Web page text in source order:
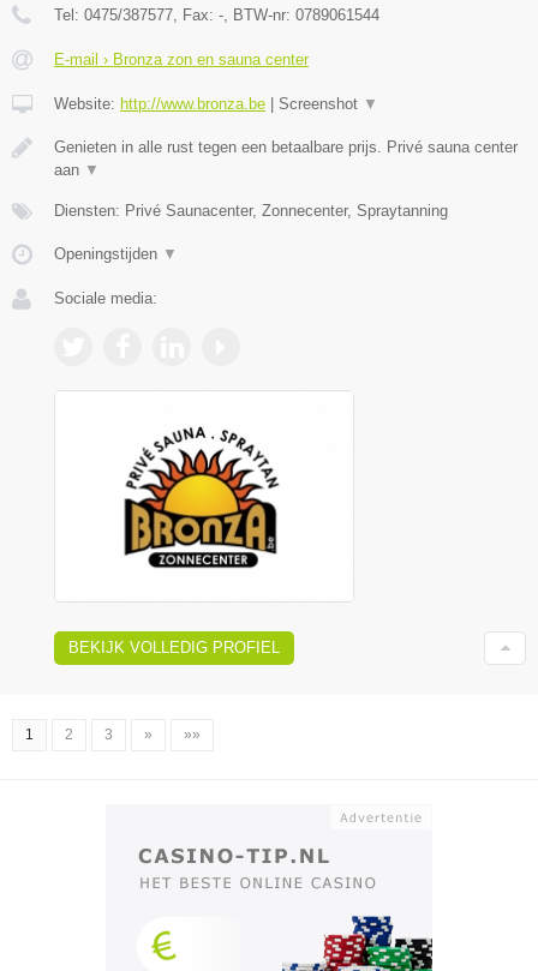
Tel: 0475/387577, Fax: -, BTW-nr: 0789061544
E-mail › Bronza zon en sauna center
Website: http://www.bronza.be Screenshot ▼
Genieten in alle rust tegen een betaalbare prijs. Privé sauna center
aan ▼
Diensten: Privé Saunacenter, Zonnecenter, Spraytanning
Openingstijden ▼
Sociale media:
BEKIJK VOLLEDIG PROFIEL
1 2 3 » »»